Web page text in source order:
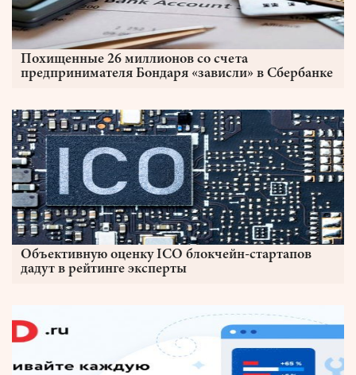
Похищенные 26 миллионов со счета
предпринимателя Бондаря «зависли» в Сбербанке
Объективную оценку ICO блокчейн-стартапов
дадут в рейтинге эксперты